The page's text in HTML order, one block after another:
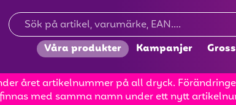
Våra produkter Kampanjer
året artikelnummer på all dryck.
med samma namn under ett nytt